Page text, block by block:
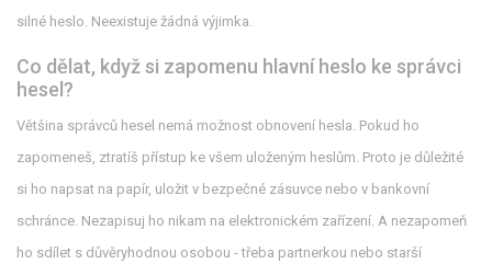
silné heslo. Neexistuje žádná výjimka.
Co dělat, když si zapomenu hlavní heslo ke správci
hesel?
Většina správců hesel nemá možnost obnovení hesla. Pokud ho
zapomeneš, ztratíš přístup ke všem uloženým heslům. Proto je důležité
si ho napsat na papír, uložit v bezpečné zásuvce nebo v bankovní
schránce. Nezapisuj ho nikam na elektronickém zařízení. A nezapomeň
ho sdílet s důvěryhodnou osobou - třeba partnerkou nebo starší